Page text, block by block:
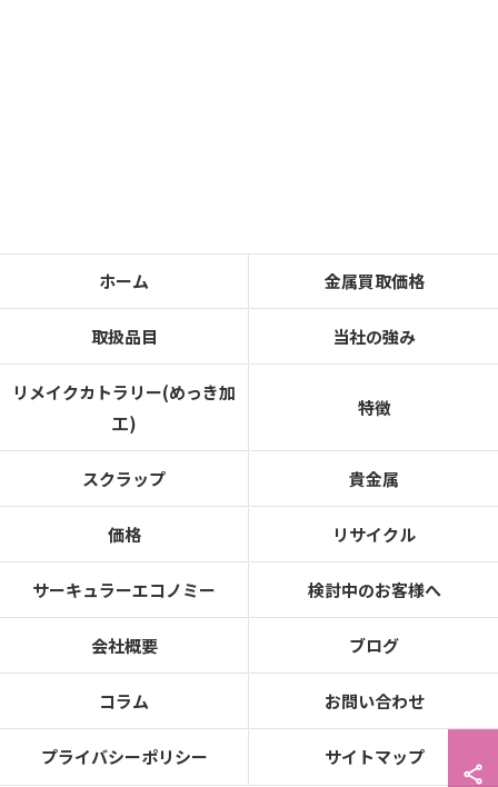
ホーム 金属買取価格
取扱品目 当社の強み
リメイクカトラリー(めっき加
工)
特徴
スクラップ 貴金属
価格 リサイクル
サーキュラーエコノミー 検討中のお客様へ
会社概要 ブログ
コラム お問い合わせ
プライバシーポリシー サイトマップ